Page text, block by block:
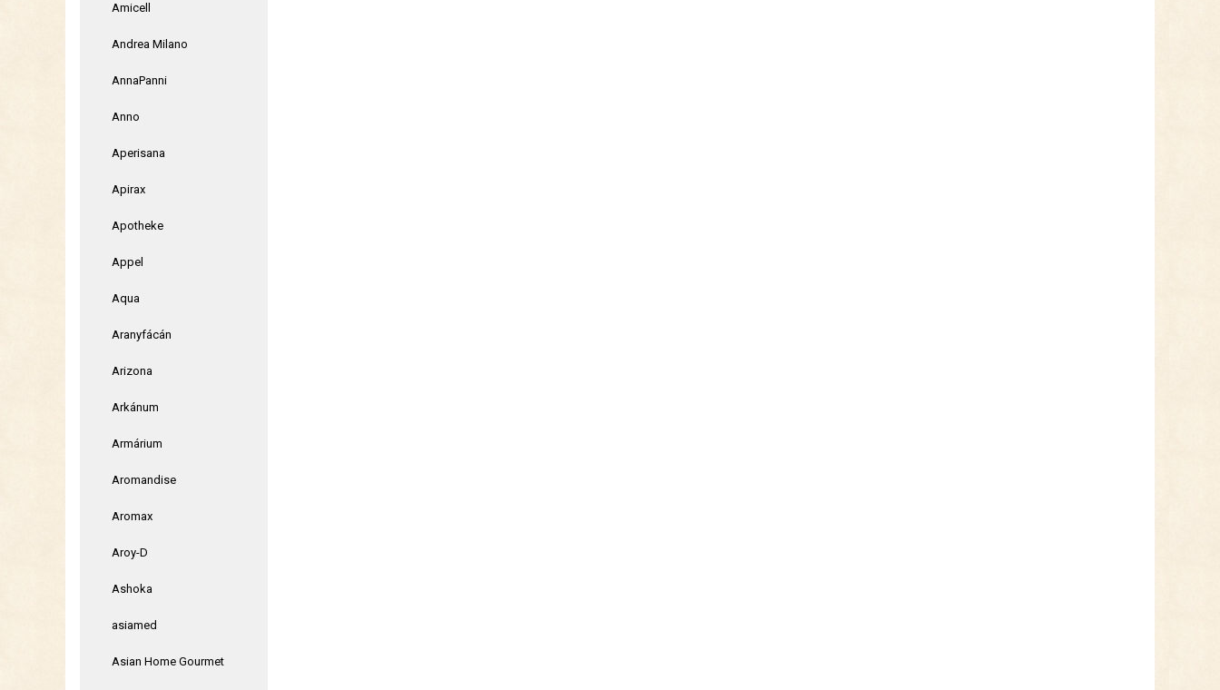
Amicell
Andrea Milano
AnnaPanni
Anno
Aperisana
Apirax
Apotheke
Appel
Aqua
Aranyfácán
Arizona
Arkánum
Armárium
Aromandise
Aromax
Aroy-D
Ashoka
asiamed
Asian Home Gourmet